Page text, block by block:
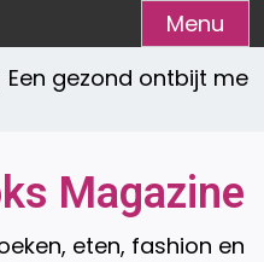
Menu
Een gezond ontbijt
Magazine
eten, fashion en